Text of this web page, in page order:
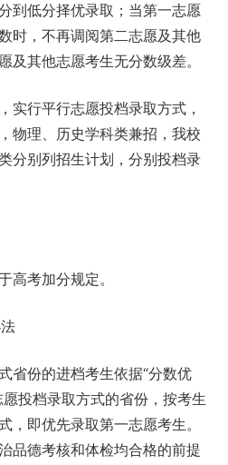
到低分择优录取；当第一志愿
时，不再调阅第二志愿及其他
及其他志愿考生无分数级差。
实行平行志愿投档录取方式，
物理、历史学科类兼招，我校
分别列招生计划，分别投档录
高考加分规定。
省份的进档考生依据“分数优
投档录取方式的省份，按考生
，即优先录取第一志愿考生。
品德考核和体检均合格的前提